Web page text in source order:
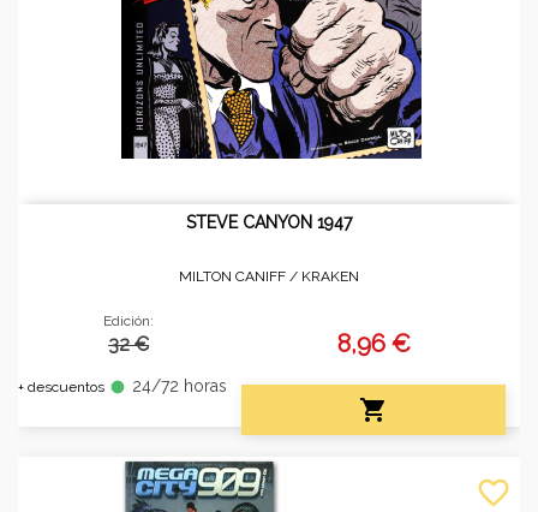
STEVE CANYON 1947
MILTON CANIFF / KRAKEN
Edición:
32 €
+ descuentos fiber_manual_record 24/72 horas
8,96 €

favorite_border